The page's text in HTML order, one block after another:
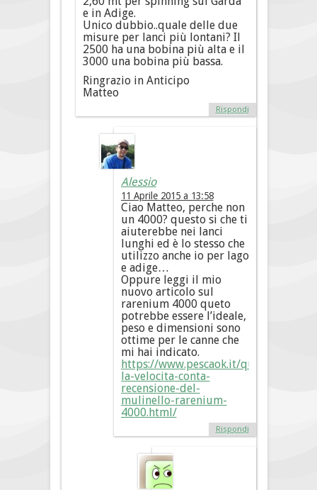
e in Adige.
Unico dubbio..quale delle due
misure per lanci più lontani? Il
2500 ha una bobina più alta e il
3000 una bobina più bassa.
Ringrazio in Anticipo
Matteo
Rispondi
Alessio
11 Aprile 2015 a 13:58
Ciao Matteo, perche non
un 4000? questo si che ti
aiuterebbe nei lanci
lunghi ed è lo stesso che
utilizzo anche io per lago
e adige…
Oppure leggi il mio
nuovo articolo sul
rarenium 4000 queto
potrebbe essere l’ideale,
peso e dimensioni sono
ottime per le canne che
mi hai indicato.
https://www.pescaok.it/quando-
la-velocita-conta-
recensione-del-
mulinello-rarenium-
4000.html/
Rispondi